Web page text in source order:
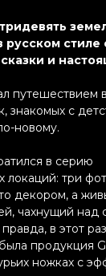
русском стиле
и
путешествием
знакомых с
новому.
в серию
локаций: три
декором, а
чахнущий над
в этот
продукция
ножках с